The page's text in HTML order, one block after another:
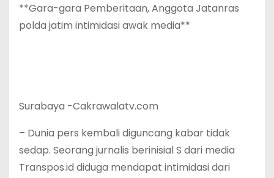
**Gara-gara Pemberitaan, Anggota Jatanras
polda jatim intimidasi awak media**
Surabaya -Cakrawalatv.com
– Dunia pers kembali diguncang kabar tidak
sedap. Seorang jurnalis berinisial S dari media
Transpos.id diduga mendapat intimidasi dari